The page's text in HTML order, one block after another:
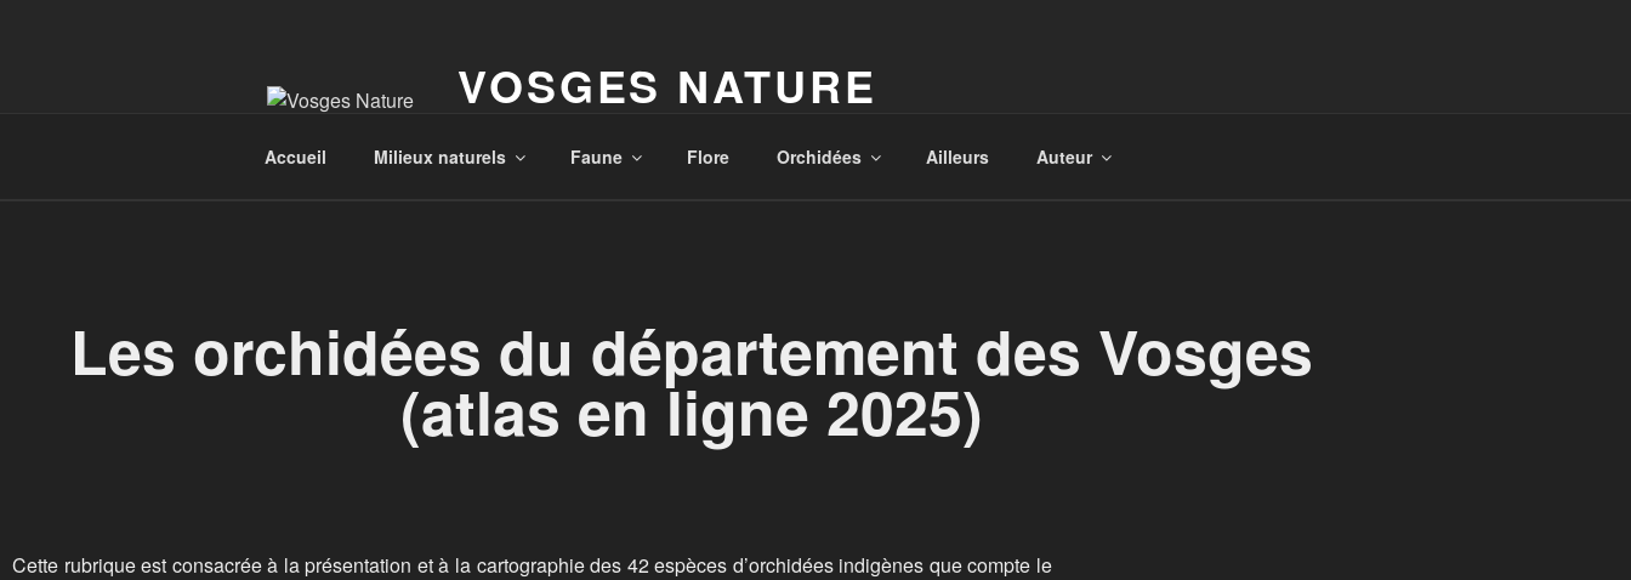
VOSGES NATURE
Accueil Milieux naturels Faune Flore Orchidées Ailleurs Auteur
Les orchidées du département des Vosges
(atlas en ligne 2025)
Cette rubrique est consacrée à la présentation et à la cartographie des 42 espèces d’orchidées indigènes que compte le